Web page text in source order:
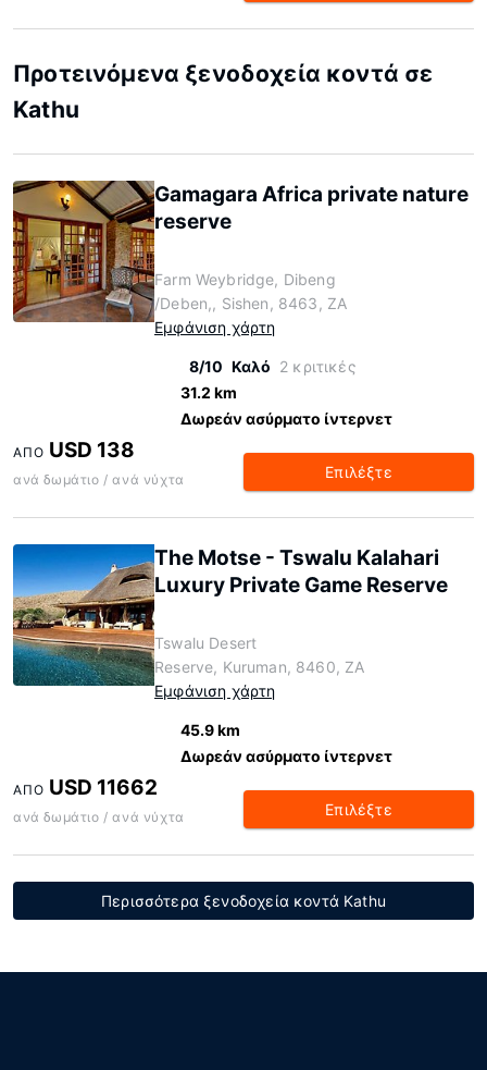
Προτεινόμενα ξενοδοχεία κοντά σε
Kathu
Gamagara Africa private nature
reserve
Farm Weybridge, Dibeng
/Deben,, Sishen, 8463, ZA
Εμφάνιση χάρτη
8/10 Καλό 2 κριτικές
31.2 km
Δωρεάν ασύρματο ίντερνετ
ΑΠΌ USD 138
ανά δωμάτιο / ανά νύχτα Επιλέξτε
The Motse - Tswalu Kalahari
Luxury Private Game Reserve
Tswalu Desert
Reserve, Kuruman, 8460, ZA
Εμφάνιση χάρτη
45.9 km
Δωρεάν ασύρματο ίντερνετ
ΑΠΌ USD 11662
ανά δωμάτιο / ανά νύχτα Επιλέξτε
Περισσότερα ξενοδοχεία κοντά Kathu